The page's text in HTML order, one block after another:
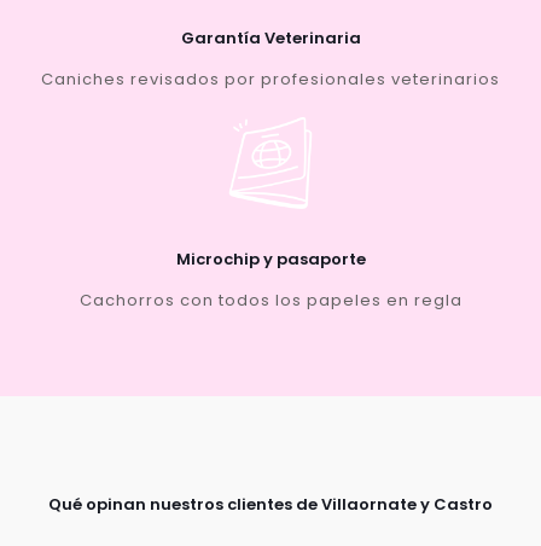
Garantía Veterinaria
Caniches revisados por profesionales veterinarios
Microchip y pasaporte
Cachorros con todos los papeles en regla
Qué opinan nuestros clientes de Villaornate y Castro